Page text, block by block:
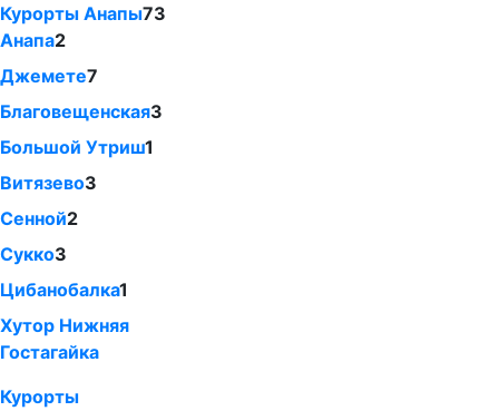
Курорты Анапы73
Анапа2
Джемете7
Благовещенская3
Большой Утриш1
Витязево3
Сенной2
Сукко3
Цибанобалка1
Хутор Нижняя
Гостагайка
Курорты